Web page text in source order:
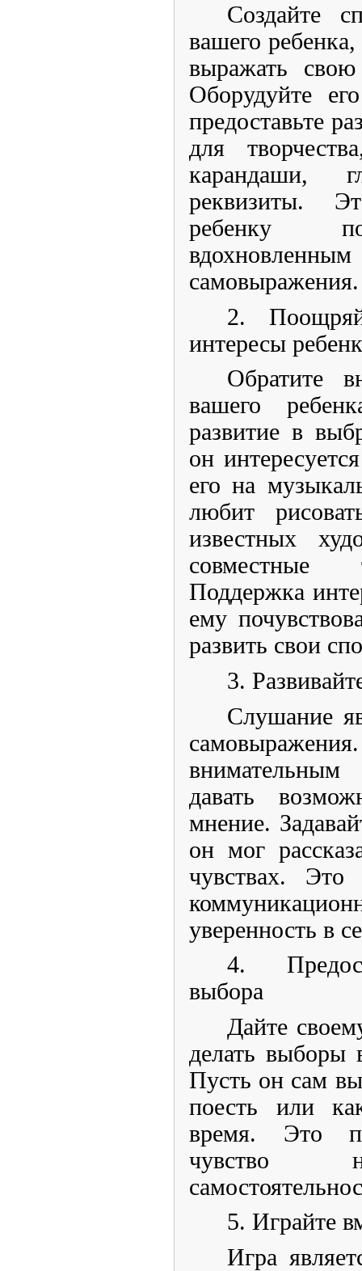
Создайте
вашего
выражать
Оборудуйте
предоставьте
для
карандаши,
реквизиты.
ребенку
самовыражения.
2.
интересы
Обратите
вашего
развитие в
он
его на
любит
известных
совместные
Поддержка
ему
развить свои
3.
Слушание
давать
мнение.
он мог
чувствах. Это
уверенность в
4.
выбора
Дайте
делать выборы
Пусть он сам
поесть или
время. Это
чувство
5. Играйте
Игра